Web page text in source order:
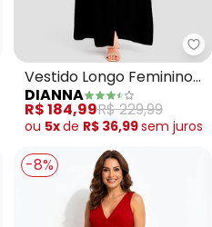
- Vestido Geométrico
Vestido Longo Feminino
em Tecido Linho (Preto)
DIANNA
R$ 184,99R$ 229,99
ou 5xde R$ 36,99sem juros
-8%